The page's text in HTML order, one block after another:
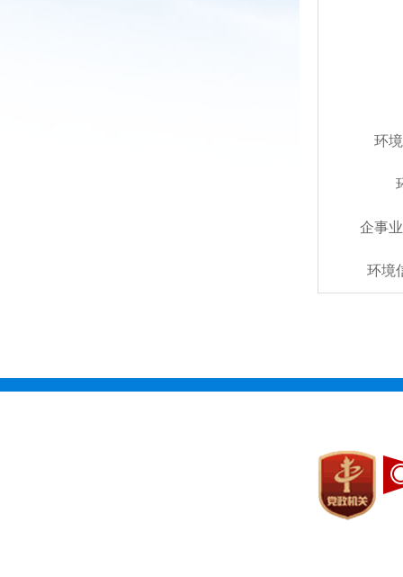
环
企事
环境